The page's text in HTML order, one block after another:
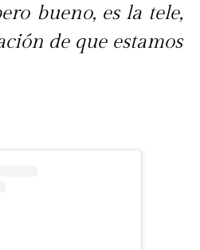
bueno, es la tele,
de que estamos